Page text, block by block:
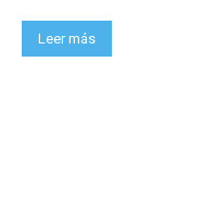
Leer más